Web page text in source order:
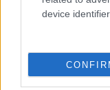
device